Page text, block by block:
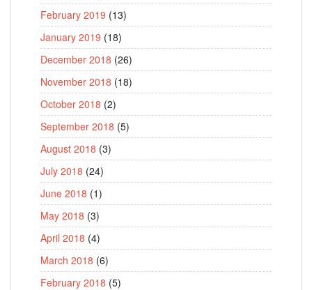
February 2019 (13)
January 2019 (18)
December 2018 (26)
November 2018 (18)
October 2018 (2)
September 2018 (5)
August 2018 (3)
July 2018 (24)
June 2018 (1)
May 2018 (3)
April 2018 (4)
March 2018 (6)
February 2018 (5)